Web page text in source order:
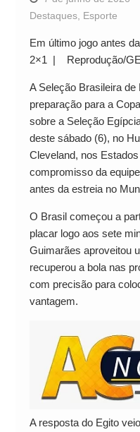
Destaques, Esporte
Em último jogo antes
2×1 | Reprodução/
A Seleção Brasileira
preparação para a
sobre a Seleção
deste sábado (6), no
Cleveland, nos
compromisso da
antes da estreia no
O Brasil começou a
placar logo aos sete
Guimarães aproveitou
recuperou a bola nas
com precisão para
vantagem.
A resposta do Egito